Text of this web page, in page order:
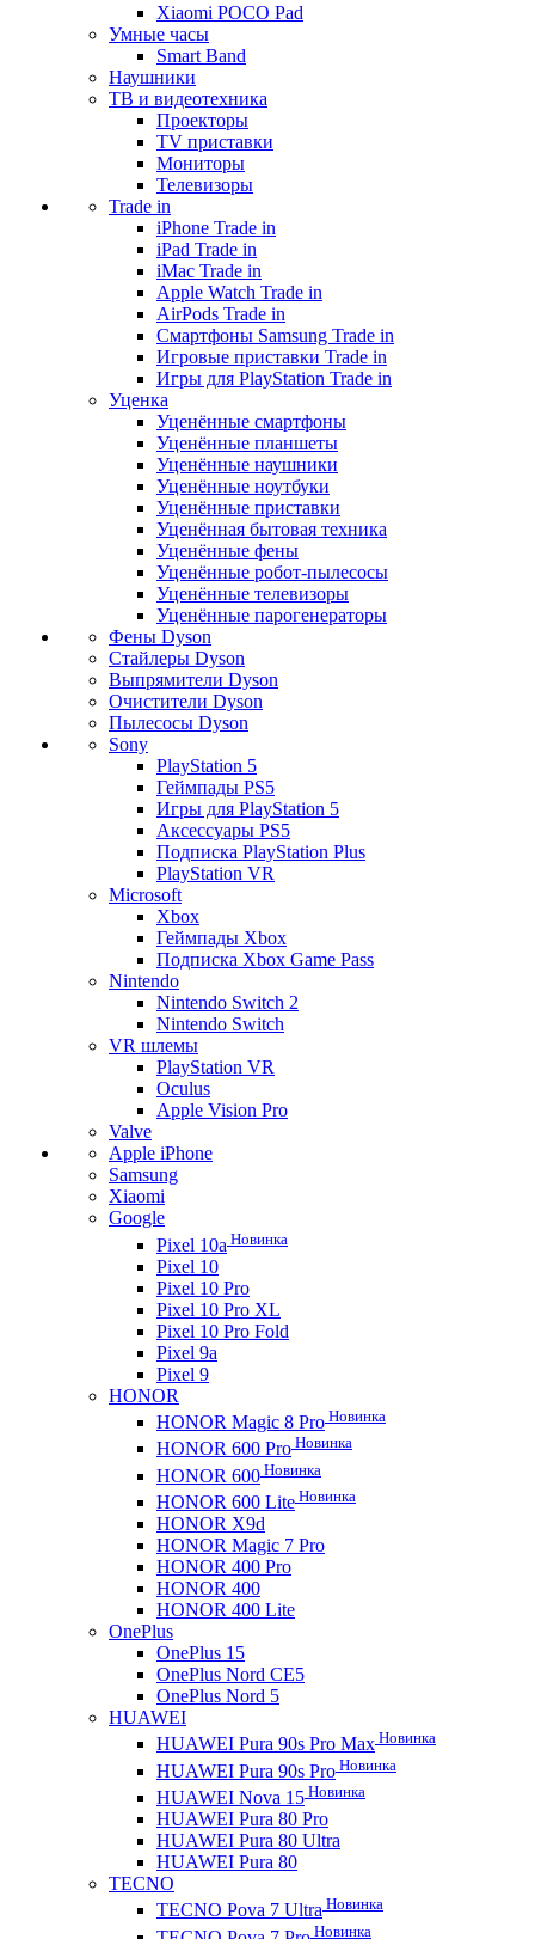
Xiaomi POCO Pad
Умные часы
Smart Band
Наушники
ТВ и видеотехника
Проекторы
TV приставки
Мониторы
Телевизоры
Trade in
iPhone Trade in
iPad Trade in
iMac Trade in
Apple Watch Trade in
AirPods Trade in
Смартфоны Samsung Trade in
Игровые приставки Trade in
Игры для PlayStation Trade in
Уценка
Уценённые смартфоны
Уценённые планшеты
Уценённые наушники
Уценённые ноутбуки
Уценённые приставки
Уценённая бытовая техника
Уценённые фены
Уценённые робот-пылесосы
Уценённые телевизоры
Уценённые парогенераторы
Фены Dyson
Стайлеры Dyson
Выпрямители Dyson
Очистители Dyson
Пылесосы Dyson
Sony
PlayStation 5
Геймпады PS5
Игры для PlayStation 5
Аксессуары PS5
Подписка PlayStation Plus
PlayStation VR
Microsoft
Xbox
Геймпады Xbox
Подписка Xbox Game Pass
Nintendo
Nintendo Switch 2
Nintendo Switch
VR шлемы
PlayStation VR
Oculus
Apple Vision Pro
Valve
Apple iPhone
Samsung
Xiaomi
Google
Pixel 10a Новинка
Pixel 10
Pixel 10 Pro
Pixel 10 Pro XL
Pixel 10 Pro Fold
Pixel 9a
Pixel 9
HONOR
HONOR Magic 8 Pro Новинка
HONOR 600 Pro Новинка
HONOR 600 Новинка
HONOR 600 Lite Новинка
HONOR X9d
HONOR Magic 7 Pro
HONOR 400 Pro
HONOR 400
HONOR 400 Lite
OnePlus
OnePlus 15
OnePlus Nord CE5
OnePlus Nord 5
HUAWEI
HUAWEI Pura 90s Pro Max Новинка
HUAWEI Pura 90s Pro Новинка
HUAWEI Nova 15 Новинка
HUAWEI Pura 80 Pro
HUAWEI Pura 80 Ultra
HUAWEI Pura 80
TECNO
TECNO Pova 7 Ultra Новинка
Новинка